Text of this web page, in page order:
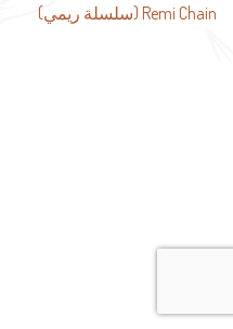
المقالات
Remi Chain (سلسلة ريمي)